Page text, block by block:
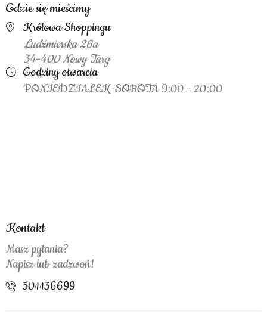
Gdzie się mieścimy
Królowa Shoppingu
Ludźmierska 26a
34-400 Nowy Targ
Godziny otwarcia
PONIEDZIAŁEK-SOBOTA 9:00 - 20:00
Kontakt
Masz pytania?
Napisz lub zadzwoń!
501136699